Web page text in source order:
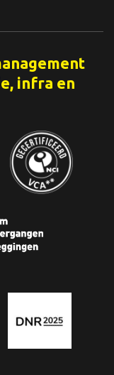
infra en